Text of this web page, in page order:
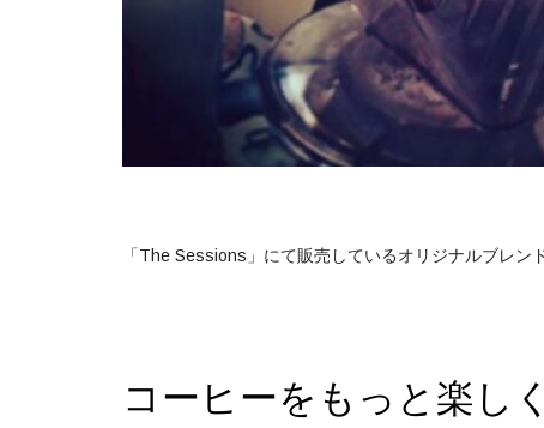
「The Sessions」にて販売しているオリジナルブレン
コーヒーをもっと楽し